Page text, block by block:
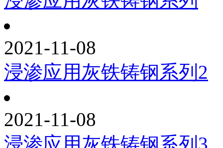
2021-11-08
浸渗应用灰铁铸钢系列2
2021-11-08
浸渗应用灰铁铸钢系列3